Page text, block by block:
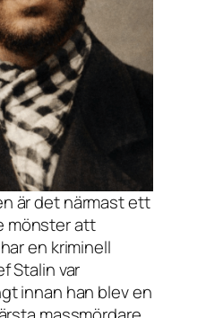
är det närmast ett
mönster att
en kriminell
Stalin var
innan han blev en